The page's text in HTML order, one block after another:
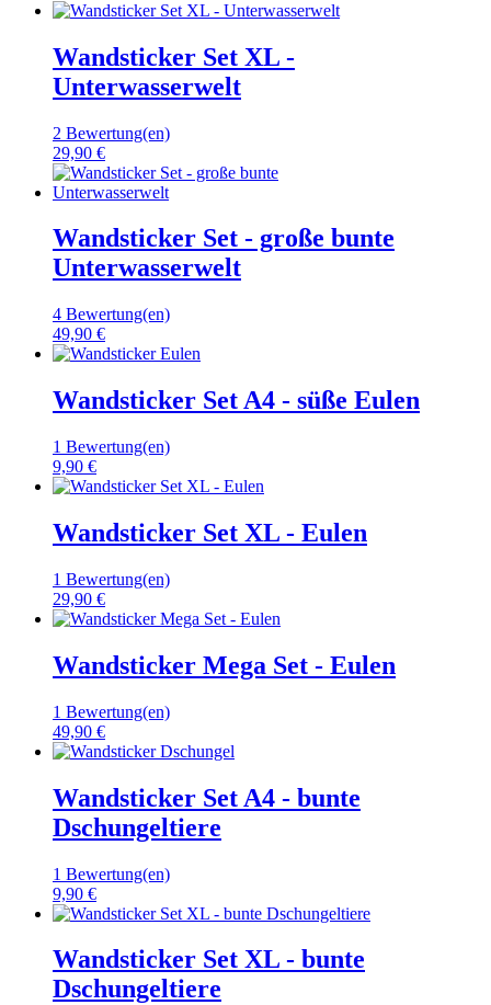
Wandsticker Set XL -
Unterwasserwelt
2 Bewertung(en)
29,90 €
Wandsticker Set - große bunte
Unterwasserwelt
4 Bewertung(en)
49,90 €
Wandsticker Set A4 - süße Eulen
1 Bewertung(en)
9,90 €
Wandsticker Set XL - Eulen
1 Bewertung(en)
29,90 €
Wandsticker Mega Set - Eulen
1 Bewertung(en)
49,90 €
Wandsticker Set A4 - bunte
Dschungeltiere
1 Bewertung(en)
9,90 €
Wandsticker Set XL - bunte
Dschungeltiere